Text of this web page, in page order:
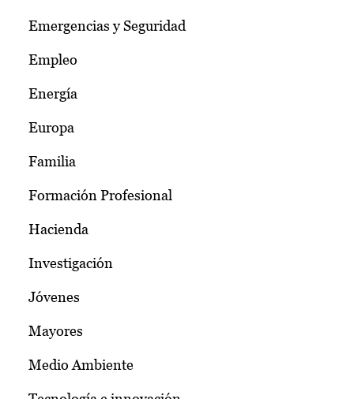
Emergencias y Seguridad
Empleo
Energía
Europa
Familia
Formación Profesional
Hacienda
Investigación
Jóvenes
Mayores
Medio Ambiente